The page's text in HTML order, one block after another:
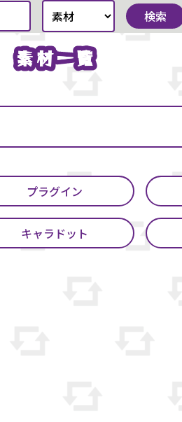
検索
素材一覧
素材一覧
プラグイン
キャラドット